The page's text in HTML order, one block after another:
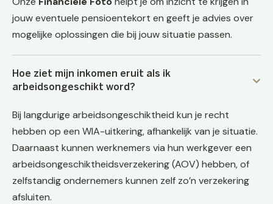
jouw eventuele pensioentekort en geeft je advies over
mogelijke oplossingen die bij jouw situatie passen.
Hoe ziet mijn inkomen eruit als ik
arbeidsongeschikt word?
Bij langdurige arbeidsongeschiktheid kun je recht
hebben op een WIA-uitkering, afhankelijk van je situatie.
Daarnaast kunnen werknemers via hun werkgever een
arbeidsongeschiktheidsverzekering (AOV) hebben, of
zelfstandig ondernemers kunnen zelf zo’n verzekering
afsluiten.